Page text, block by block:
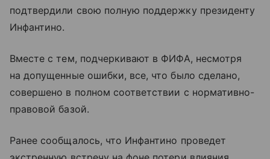
подтвердили свою полную поддержку президенту
Инфантино.
Вместе с тем, подчеркивают в ФИФА, несмотря
на допущенные ошибки, все, что было сделано,
совершено в полном соответствии с нормативно-
правовой базой.
Ранее сообщалось, что Инфантино проведет